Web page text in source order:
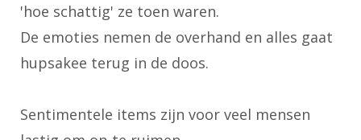
'hoe schattig' ze toen waren.
De emoties nemen de overhand en alles gaat
hupsakee terug in de doos.
Sentimentele items zijn voor veel mensen